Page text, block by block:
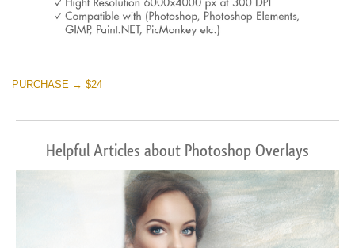
PURCHASE → $24
Helpful Articles about Photoshop Overlays